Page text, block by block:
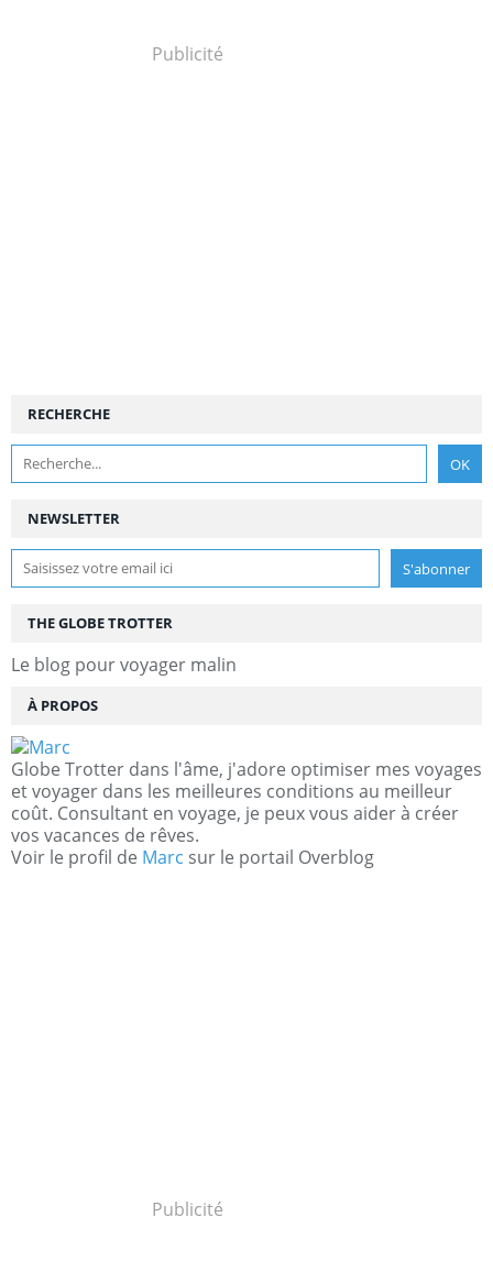
Publicité
NEWSLETTER
RECHERCHE
THE GLOBE TROTTER
Le blog pour voyager malin
À PROPOS
Globe Trotter dans l'âme, j'adore optimiser mes voyages
et voyager dans les meilleures conditions au meilleur
coût. Consultant en voyage, je peux vous aider à créer
vos vacances de rêves.
Voir le profil de Marc sur le portail Overblog
Publicité